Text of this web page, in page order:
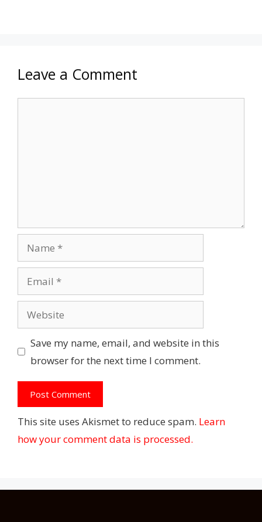
Leave a Comment
Name
Email
Website
Save my name, email, and website in this
browser for the next time I comment.
This site uses Akismet to reduce spam. Learn
how your comment data is processed.